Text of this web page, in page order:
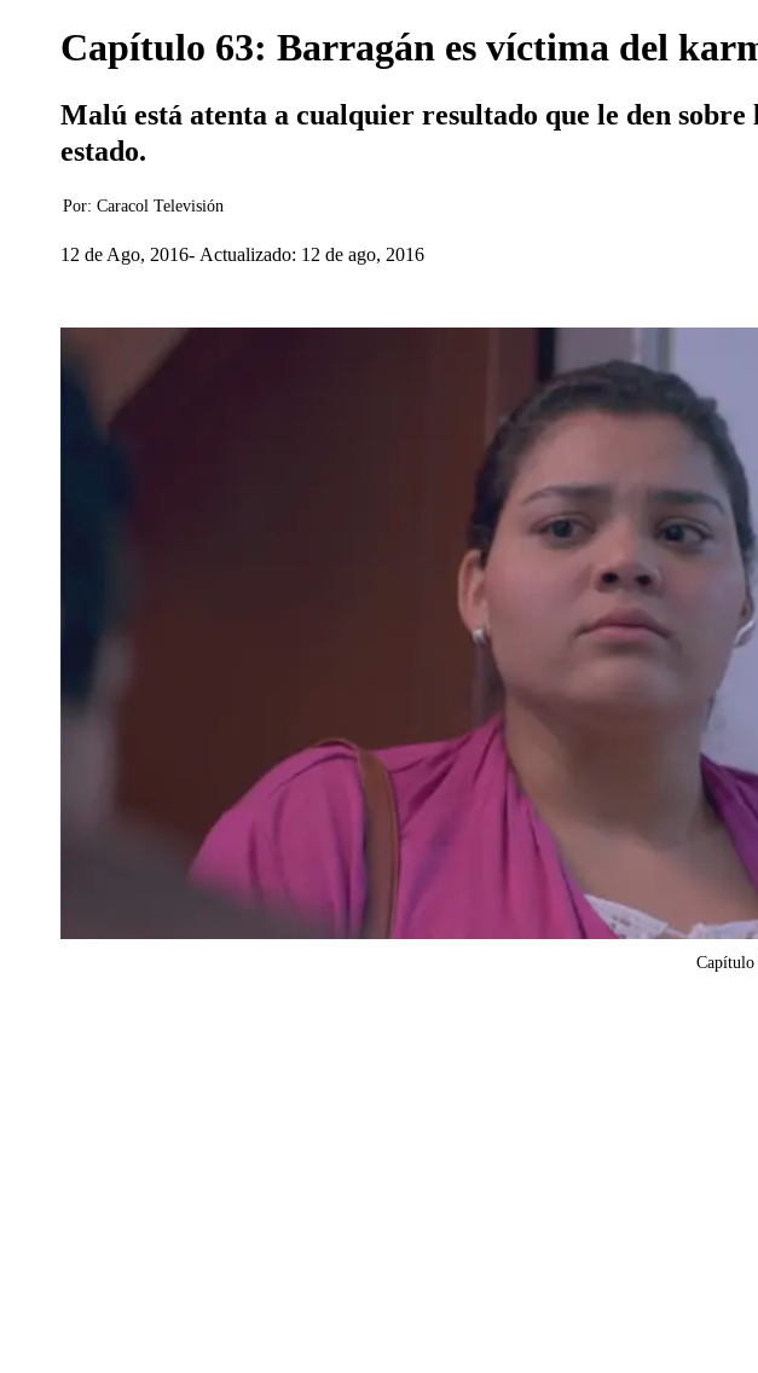
Capítulo 63: Barragán es víctima del
Malú está atenta a cualquier resultado que le den
estado.
Por: Caracol Televisión
12 de Ago, 2016 Actualizado: 12 de ago, 2016
Capítulo